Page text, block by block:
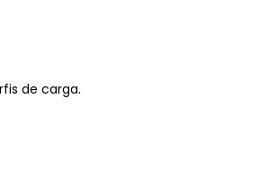
de carga.